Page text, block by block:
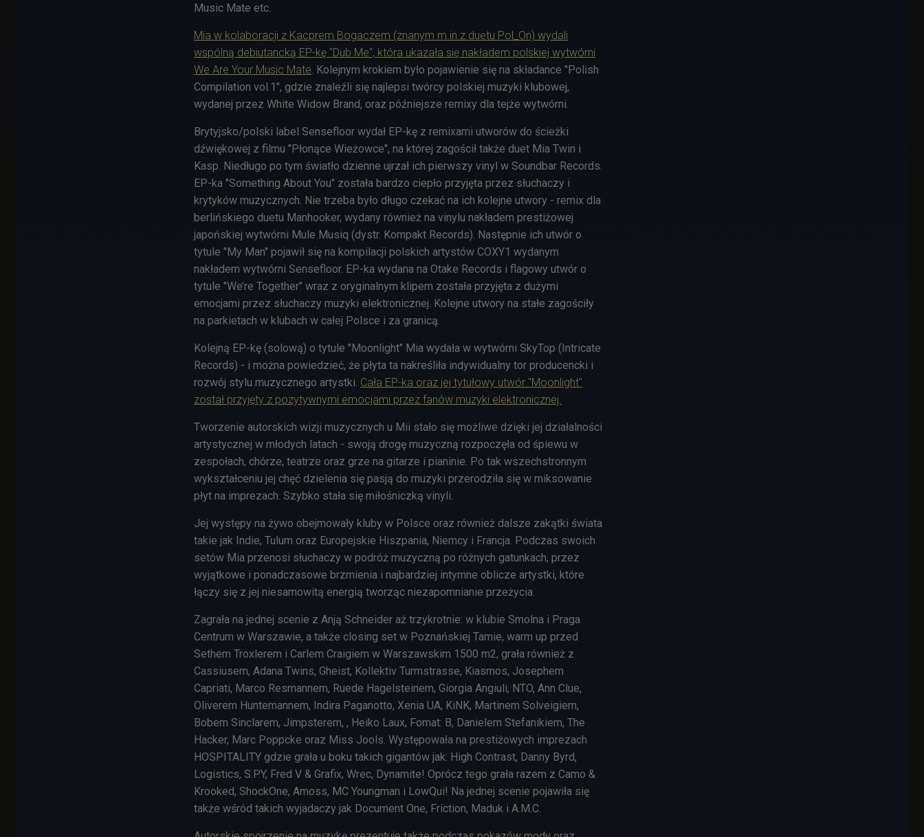
Music Mate etc.
Mia w kolaboracji z Kacprem Bogaczem (znanym m.in.z duetu Pol_On) wydali
wspólną debiutancką EP-kę "Dub Me", która ukazała się nakładem polskiej wytwórni
We Are Your Music Mate. Kolejnym krokiem było pojawienie się na składance "Polish
Compilation vol.1", gdzie znaleźli się najlepsi twórcy polskiej muzyki klubowej,
wydanej przez White Widow Brand, oraz późniejsze remixy dla tejże wytwórni.
Brytyjsko/polski label Sensefloor wydał EP-kę z remixami utworów do ścieżki
dźwiękowej z filmu "Płonące Wieżowce", na której zagościł także duet Mia Twin i
Kasp. Niedługo po tym światło dzienne ujrzał ich pierwszy vinyl w Soundbar Records.
EP-ka "Something About You" została bardzo ciepło przyjęta przez słuchaczy i
krytyków muzycznych. Nie trzeba było długo czekać na ich kolejne utwory - remix dla
berlińskiego duetu Manhooker, wydany również na vinylu nakładem prestiżowej
japońskiej wytwórni Mule Musiq (dystr. Kompakt Records). Następnie ich utwór o
tytule "My Man" pojawił się na kompilacji polskich artystów COXY1 wydanym
nakładem wytwórni Sensefloor. EP-ka wydana na Otake Records i flagowy utwór o
tytule "We’re Together" wraz z oryginalnym klipem została przyjęta z dużymi
emocjami przez słuchaczy muzyki elektronicznej. Kolejne utwory na stałe zagościły
na parkietach w klubach w całej Polsce i za granicą.
Kolejną EP-kę (solową) o tytule "Moonlight" Mia wydała w wytwórni SkyTop (Intricate
Records) - i można powiedzieć, że płyta ta nakreśliła indywidualny tor producencki i
rozwój stylu muzycznego artystki. Cała EP-ka oraz jej tytułowy utwór "Moonlight"
został przyjęty z pozytywnymi emocjami przez fanów muzyki elektronicznej.
Tworzenie autorskich wizji muzycznych u Mii stało się możliwe dzięki jej działalności
artystycznej w młodych latach - swoją drogę muzyczną rozpoczęła od śpiewu w
zespołach, chórze, teatrze oraz grze na gitarze i pianinie. Po tak wszechstronnym
wykształceniu jej chęć dzielenia się pasją do muzyki przerodziła się w miksowanie
płyt na imprezach. Szybko stała się miłośniczką vinyli.
Jej występy na żywo obejmowały kluby w Polsce oraz również dalsze zakątki świata
takie jak Indie, Tulum oraz Europejskie Hiszpania, Niemcy i Francja. Podczas swoich
setów Mia przenosi słuchaczy w podróż muzyczną po różnych gatunkach, przez
wyjątkowe i ponadczasowe brzmienia i najbardziej intymne oblicze artystki, które
łączy się z jej niesamowitą energią tworząc niezapomnianie przeżycia.
Zagrała na jednej scenie z Anją Schneider aż trzykrotnie: w klubie Smolna i Praga
Centrum w Warszawie, a także closing set w Poznańskiej Tamie, warm up przed
Sethem Troxlerem i Carlem Craigiem w Warszawskim 1500 m2, grała również z
Cassiusem, Adana Twins, Gheist, Kollektiv Turmstrasse, Kiasmos, Josephem
Capriati, Marco Resmannem, Ruede Hagelsteinem, Giorgia Angiuli, NTO, Ann Clue,
Oliverem Huntemannem, Indira Paganotto, Xenia UA, KiNK, Martinem Solveigiem,
Bobem Sinclarem, Jimpsterem, , Heiko Laux, Fomat: B, Danielem Stefanikiem, The
Hacker, Marc Poppcke oraz Miss Jools. Występowała na prestiżowych imprezach
HOSPITALITY gdzie grała u boku takich gigantów jak: High Contrast, Danny Byrd,
Logistics, S.P.Y, Fred V & Grafix, Wrec, Dynamite! Oprócz tego grała razem z Camo &
Krooked, ShockOne, Amoss, MC Youngman i LowQui! Na jednej scenie pojawiła się
także wśród takich wyjadaczy jak Document One, Friction, Maduk i A.M.C.